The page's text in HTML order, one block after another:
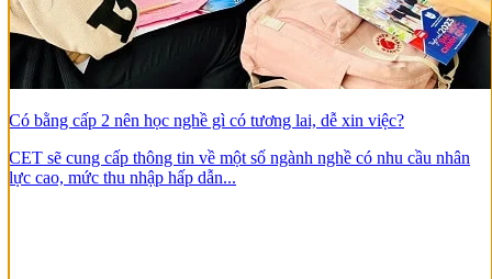
Có bằng cấp 2 nên học nghề gì có tương lai, dễ xin việc?
CET sẽ cung cấp thông tin về một số ngành nghề có nhu cầu nhân
lực cao, mức thu nhập hấp dẫn...